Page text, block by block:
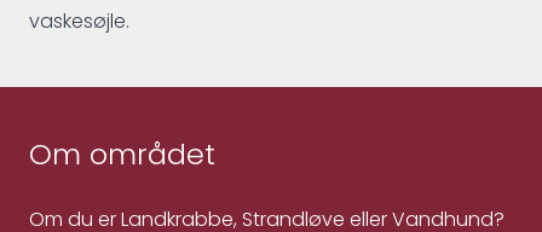
vaskesøjle.
Om området
Om du er Landkrabbe, Strandløve eller Vandhund?